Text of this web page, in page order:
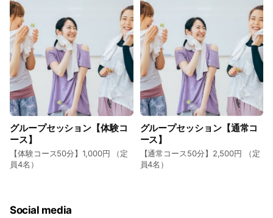
グループセッション【体験コ
ース】
【体験コース50分】1,000円 （定
員4名）
グループセッション【通常コ
ース】
【通常コース50分】2,500円 （定
員4名）
Social media